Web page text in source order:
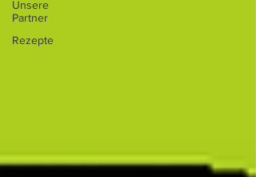
Unsere
Partner
Rezepte